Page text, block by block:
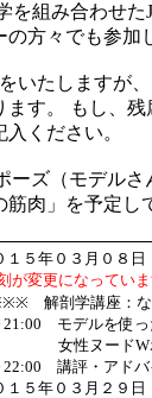
を組み合わせ
方々でも参加
いたしますが
す。 もし、
ください。
ズ（モデルさ
肉」を予定し
１５年０３月０８日
が変更になってい
剖学講座：な
モデルを使っ
ドWポーズ
講評・アドバ
１５年０３月２９日